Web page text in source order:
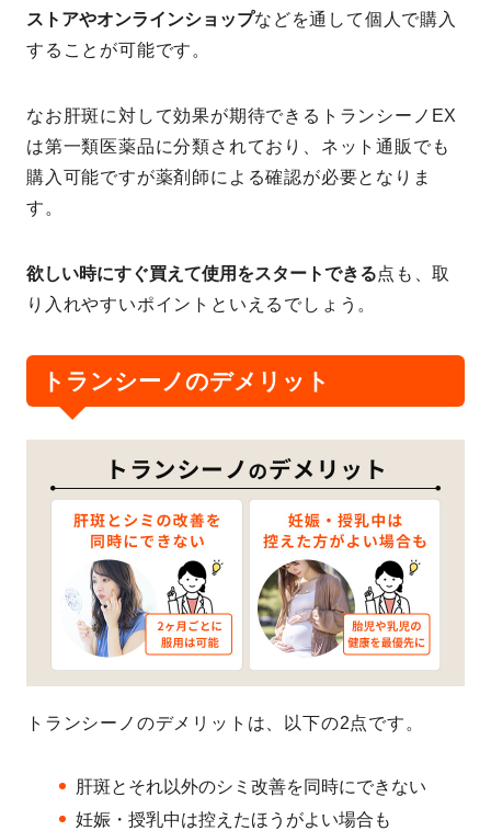
ストアやオンラインショップなどを通して個人で購入
することが可能です。
なお肝斑に対して効果が期待できるトランシーノEX
は第一類医薬品に分類されており、ネット通販でも
購入可能ですが薬剤師による確認が必要となりま
す。
欲しい時にすぐ買えて使用をスタートできる点も、取
り入れやすいポイントといえるでしょう。
トランシーノのデメリット
トランシーノのデメリットは、以下の2点です。
肝斑とそれ以外のシミ改善を同時にできない
妊娠・授乳中は控えたほうがよい場合も